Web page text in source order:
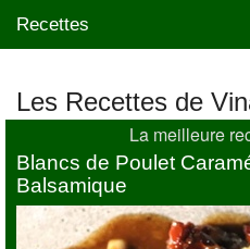
Recettes
Mes blogs préférés
Les Recettes de
La meilleure
Blancs de Poulet
Balsamique